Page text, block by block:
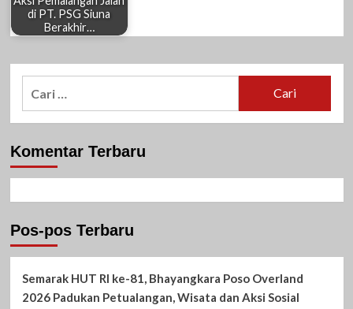
di PT. PSG Siuna
Berakhir…
Komentar Terbaru
Pos-pos Terbaru
Semarak HUT RI ke-81, Bhayangkara Poso Overland
2026 Padukan Petualangan, Wisata dan Aksi Sosial